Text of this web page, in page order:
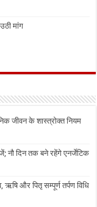
मांग
जीवन के शास्त्रोक्त नियम
नौ दिन तक बने रहेंगे एनर्जेटिक
और पितृ सम्पूर्ण तर्पण विधि